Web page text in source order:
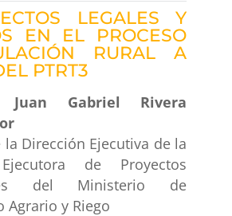
LEGALES Y
EN EL PROCESO
RURAL A
PTRT3
Gabriel Rivera
la Dirección Ejecutiva de la
de Proyectos
del Ministerio de
Agrario y Riego